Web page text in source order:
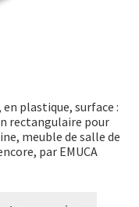
plastique, surface :
rectangulaire pour
meuble de salle de
par EMUCA